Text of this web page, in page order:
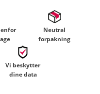
Neutral
forpakning
Vi beskytter
dine data